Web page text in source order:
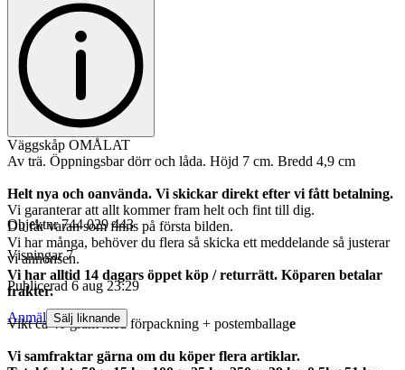
Väggskåp OMÅLAT
Av trä. Öppningsbar dörr och låda. Höjd 7 cm. Bredd 4,9 cm
Helt nya och oanvända. Vi skickar direkt efter vi fått betalning.
Vi garanterar att allt kommer fram helt och fint till dig.
Du får varan som finns på första bilden.
Vi har många, behöver du flera så skicka ett meddelande så justerar
vi annonsen.
Vi har alltid 14 dagars öppet köp / returrätt. Köparen betalar
frakter.
Vikt ca 40 gram med förpackning + postemballage
Vi samfraktar gärna om du köper flera artiklar.
Objektnr 744 029 443
Visningar 7
Publicerad 6 aug 23:29
Anmäl Sälj liknande